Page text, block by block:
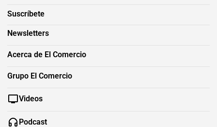
Suscríbete
Newsletters
Acerca de El Comercio
Grupo El Comercio
Videos
Podcast